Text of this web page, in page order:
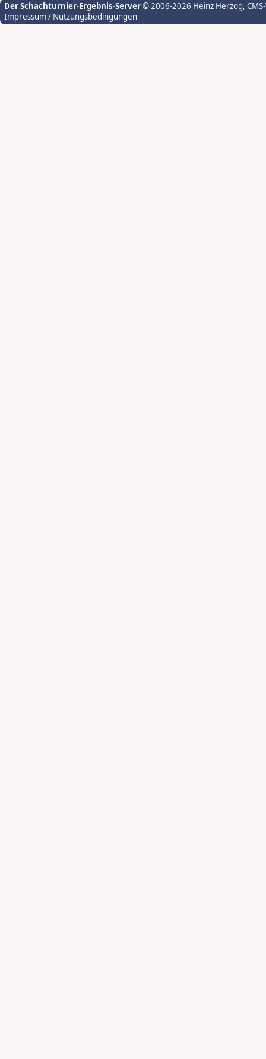
Der Schachturnier-Ergebnis-Server© 2006-2026 Heinz Herzog,
Impressum / Nutzungsbedingungen